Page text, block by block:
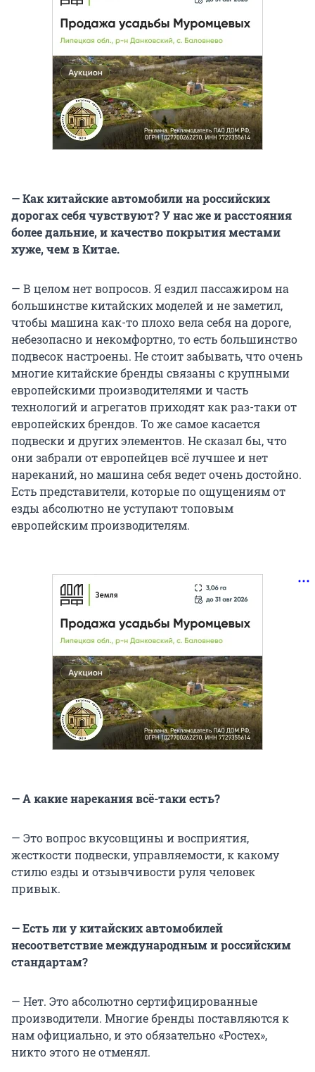
— Как китайские автомобили на российских
дорогах себя чувствуют? У нас же и расстояния
более дальние, и качество покрытия местами
хуже, чем в Китае.
— В целом нет вопросов. Я ездил пассажиром на
большинстве китайских моделей и не заметил,
чтобы машина как-то плохо вела себя на дороге,
небезопасно и некомфортно, то есть большинство
подвесок настроены. Не стоит забывать, что очень
многие китайские бренды связаны с крупными
европейскими производителями и часть
технологий и агрегатов приходят как раз-таки от
европейских брендов. То же самое касается
подвески и других элементов. Не сказал бы, что
они забрали от европейцев всё лучшее и нет
нареканий, но машина себя ведет очень достойно.
Есть представители, которые по ощущениям от
езды абсолютно не уступают топовым
европейским производителям.
— А какие нарекания всё-таки есть?
— Это вопрос вкусовщины и восприятия,
жесткости подвески, управляемости, к какому
стилю езды и отзывчивости руля человек
привык.
— Есть ли у китайских автомобилей
несоответствие международным и российским
стандартам?
— Нет. Это абсолютно сертифицированные
производители. Многие бренды поставляются к
нам официально, и это обязательно «Ростех»,
никто этого не отменял.